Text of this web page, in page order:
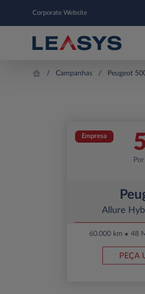
Corporate Website
Campanhas Peugeot
Empresa
Allure
60.000 km 48
PEÇA